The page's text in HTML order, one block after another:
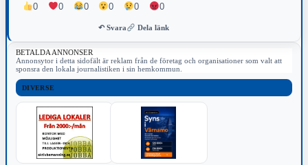
0 0 0 0 0 0
↶ Svara Dela länk
BETALDA ANNONSER
Annonsytor i detta sidofält är reklam från de företag och organisationer som valt att
sponsra den lokala journalistiken i sin hemkommun.
DIVERSE